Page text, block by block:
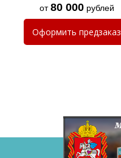
от80 000рублей
Оформить предзаказ